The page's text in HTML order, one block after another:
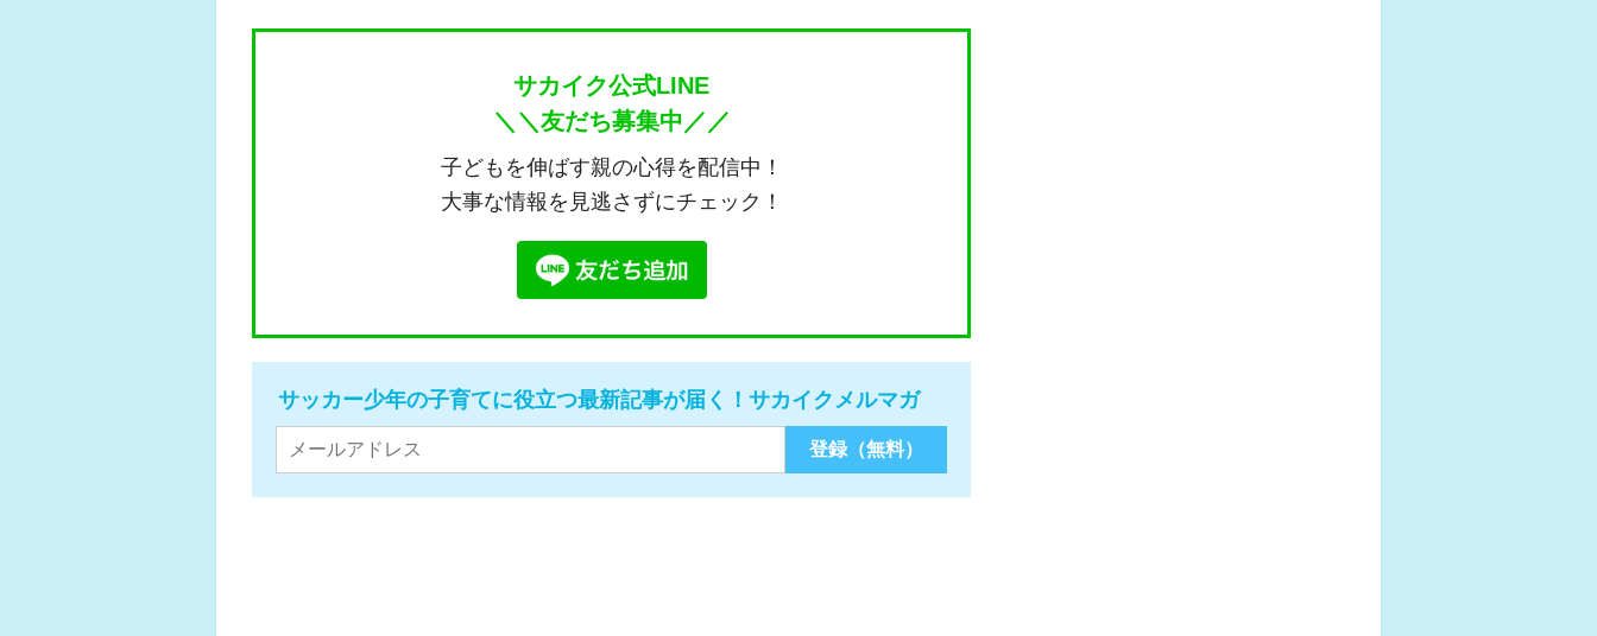
サカイク公式LINE
＼＼友だち募集中／／
子どもを伸ばす親の心得を配信中！
大事な情報を見逃さずにチェック！
サッカー少年の子育てに役立つ最新記事が届く！サカイクメルマガ